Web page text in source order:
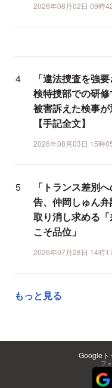
2026年08月02日 09時
「違法捜査を強
検特捜部での研修
被害訴えた検事
【手記全文】
2026年08月03日 15時
「トランス差別
告、仲岡しゅん
取り消し求める
こそ品位」
2026年07月28日 14時
もっと見る
Googleト
フ